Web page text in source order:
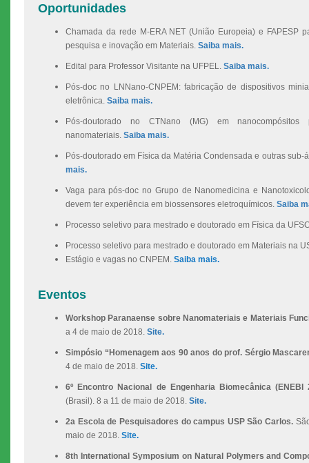
Oportunidades
Chamada da rede M-ERA NET (União Europeia) e FAPESP
pesquisa e inovação em Materiais. Saiba mais.
Edital para Professor Visitante na UFPEL. Saiba mais.
Pós-doc no LNNano-CNPEM: fabricação de dispositivos
eletrônica. Saiba mais.
Pós-doutorado no CTNano (MG) em nanocompósitos
nanomateriais. Saiba mais.
Pós-doutorado em Física da Matéria Condensada e outras sub-
mais.
Vaga para pós-doc no Grupo de Nanomedicina e
devem ter experiência em biossensores eletroquímicos. Saiba
Processo seletivo para mestrado e doutorado em Física da
Processo seletivo para mestrado e doutorado em Materiais na
Estágio e vagas no CNPEM. Saiba mais.
Eventos
Workshop Paranaense sobre Nanomateriais e Materiais
a 4 de maio de 2018. Site.
Simpósio “Homenagem aos 90 anos do prof. Sérgio
4 de maio de 2018. Site.
6º Encontro Nacional de Engenharia Biomecânica
(Brasil). 8 a 11 de maio de 2018. Site.
2a Escola de Pesquisadores do campus USP São Carlos.
maio de 2018. Site.
8th International Symposium on Natural Polymers and